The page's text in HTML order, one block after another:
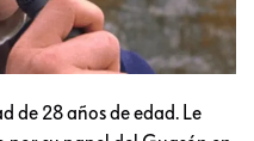
de 28 años de edad. Le